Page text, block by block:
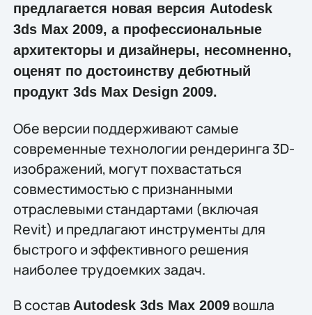
предлагается новая версия Autodesk
3ds Max 2009, а профессиональные
архитекторы и дизайнеры, несомненно,
оценят по достоинству дебютный
продукт 3ds Max Design 2009.
Обе версии поддерживают самые
современные технологии рендеринга 3D-
изображений, могут похвастаться
совместимостью с признанными
отраслевыми стандартами (включая
Revit) и предлагают инструменты для
быстрого и эффективного решения
наиболее трудоемких задач.
В состав Autodesk 3ds Max 2009вошла